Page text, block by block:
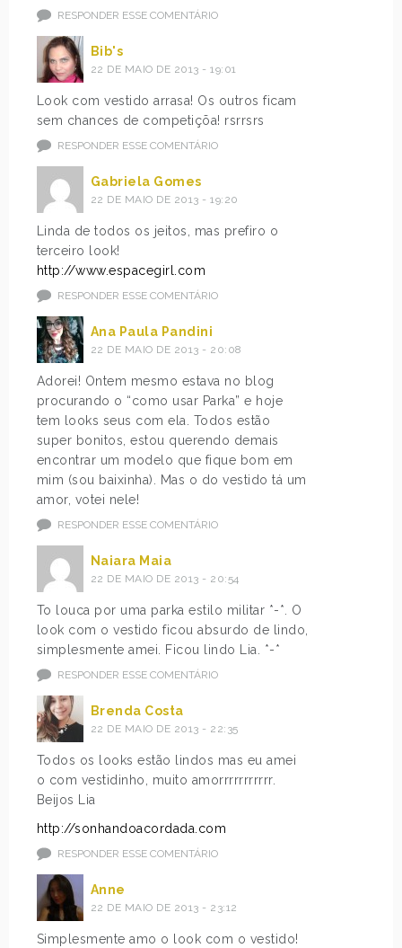
RESPONDER ESSE COMENTÁRIO
Bib's
22 DE MAIO DE 2013 - 19:01
Look com vestido arrasa! Os outros ficam
sem chances de competiçõa! rsrrsrs
RESPONDER ESSE COMENTÁRIO
Gabriela Gomes
22 DE MAIO DE 2013 - 19:20
Linda de todos os jeitos, mas prefiro o
terceiro look!
http://www.espacegirl.com
RESPONDER ESSE COMENTÁRIO
Ana Paula Pandini
22 DE MAIO DE 2013 - 20:08
Adorei! Ontem mesmo estava no blog
procurando o “como usar Parka” e hoje
tem looks seus com ela. Todos estão
super bonitos, estou querendo demais
encontrar um modelo que fique bom em
mim (sou baixinha). Mas o do vestido tá um
amor, votei nele!
RESPONDER ESSE COMENTÁRIO
Naiara Maia
22 DE MAIO DE 2013 - 20:54
To louca por uma parka estilo militar *-*. O
look com o vestido ficou absurdo de lindo,
simplesmente amei. Ficou lindo Lia. *-*
RESPONDER ESSE COMENTÁRIO
Brenda Costa
22 DE MAIO DE 2013 - 22:35
Todos os looks estão lindos mas eu amei
o com vestidinho, muito amorrrrrrrrrrr.
Beijos Lia
http://sonhandoacordada.com
RESPONDER ESSE COMENTÁRIO
Anne
22 DE MAIO DE 2013 - 23:12
Simplesmente amo o look com o vestido!